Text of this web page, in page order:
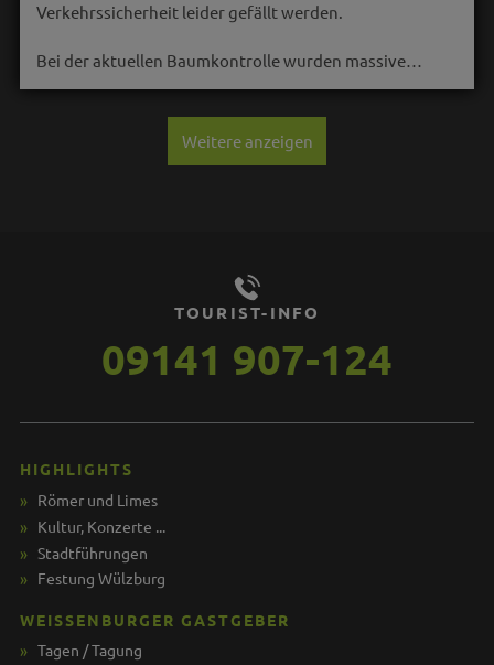
Verkehrssicherheit leider gefällt werden.
Bei der aktuellen Baumkontrolle wurden massive…
Weitere anzeigen
TOURIST-INFO
09141 907-124
HIGHLIGHTS
Römer und Limes
Kultur, Konzerte ...
Stadtführungen
Festung Wülzburg
WEISSENBURGER GASTGEBER
Tagen / Tagung